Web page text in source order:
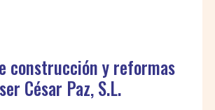
construcción y reformas
César Paz, S.L.